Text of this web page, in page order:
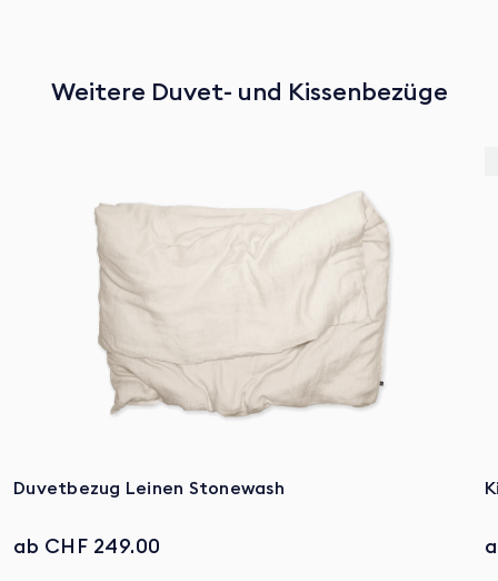
Weitere Duvet- und Kissenbezüge
Duvetbezug Leinen Stonewash
ab CHF 249.00